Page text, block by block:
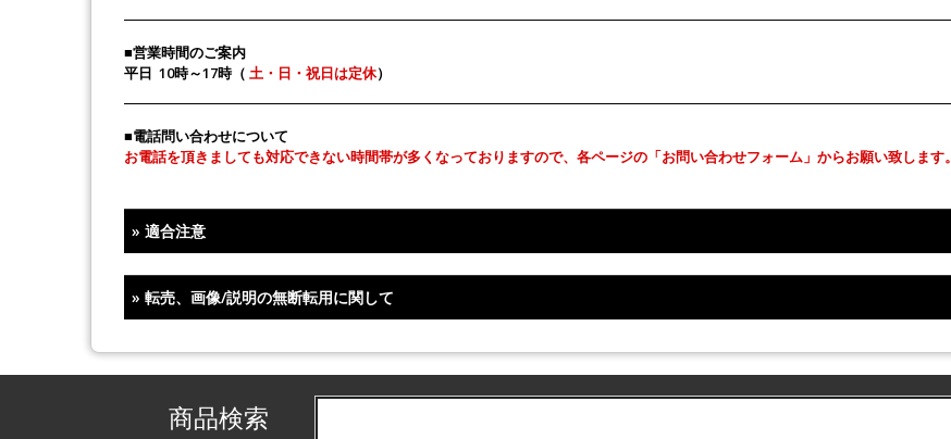
■営業時間のご案内
平日 10時～17時（ 土・日・祝日は定休）
■電話問い合わせについて
お電話を頂きましても対応できない時間帯が多くなっておりますので、各ページの「お問い合わせフォーム」からお願い致します。
»適合注意
»転売、画像/説明の無断転用に関して
商品検索